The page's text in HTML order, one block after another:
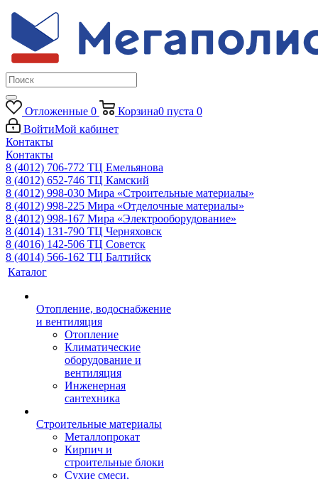
Отложенные 0 Корзина0 пуста 0
ВойтиМой кабинет
Контакты
Контакты
8 (4012) 706-772 ТЦ Емельянова
8 (4012) 652-746 ТЦ Камский
8 (4012) 998-030 Мира «Строительные материалы»
8 (4012) 998-225 Мира «Отделочные материалы»
8 (4012) 998-167 Мира «Электрооборудование»
8 (4014) 131-790 ТЦ Черняховск
8 (4016) 142-506 ТЦ Советск
8 (4014) 566-162 ТЦ Балтийск
Каталог
Отопление, водоснабжение
и вентиляция
Отопление
Климатические
оборудование и
вентиляция
Инженерная
сантехника
Строительные материалы
Металлопрокат
Кирпич и
строительные блоки
Сухие смеси,